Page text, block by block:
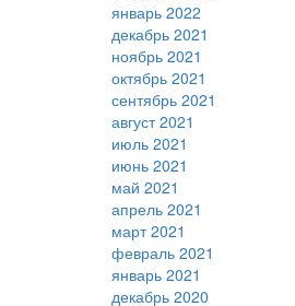
январь 2022
декабрь 2021
ноябрь 2021
октябрь 2021
сентябрь 2021
август 2021
июль 2021
июнь 2021
май 2021
апрель 2021
март 2021
февраль 2021
январь 2021
декабрь 2020